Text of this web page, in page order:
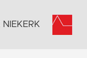
NIEKERK